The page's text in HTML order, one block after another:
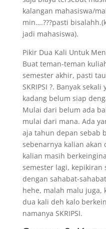
kalangan mahasiswa/
min….???pasti
jadi mahasiswa).
Pikir Dua Kali Untuk
Buat teman-teman
semester akhir, pasti
SKRIPSI ?. Banyak
kadang belum siap
Mulai dari belum ada
mulai dari mana. Ada
aja tahun depan sebab
sebenarnya kalian
kalian masih
semester lagi, kepikiran
dengan sahabat-
hehe, malah malu juga,
dua kali deh kalo
namanya SKRIPSI.